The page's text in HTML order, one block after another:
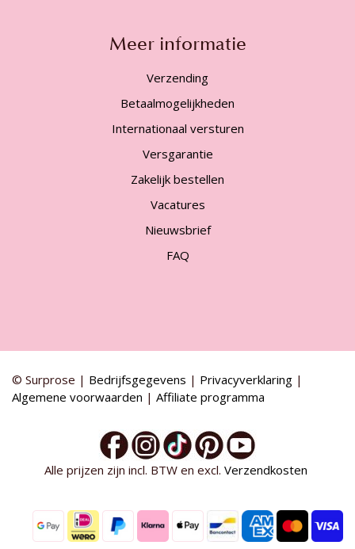
Meer informatie
Verzending
Betaalmogelijkheden
Internationaal versturen
Versgarantie
Zakelijk bestellen
Vacatures
Nieuwsbrief
FAQ
© Surprose | Bedrijfsgegevens | Privacyverklaring |
Algemene voorwaarden | Affiliate programma
Alle prijzen zijn incl. BTW en excl. Verzendkosten